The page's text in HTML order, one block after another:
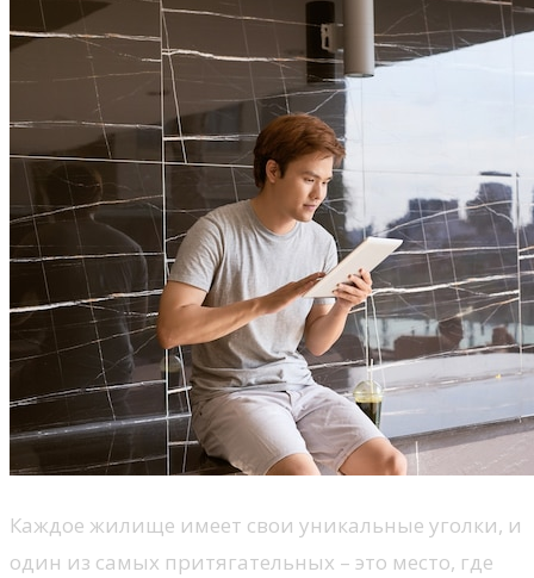
Каждое жилище имеет свои уникальные уголки, и
один из самых притягательных – это место, где